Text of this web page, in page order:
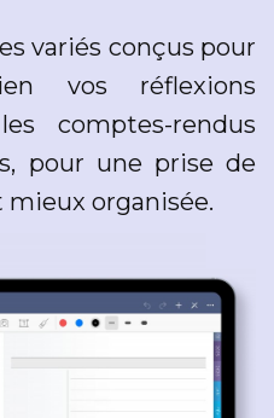
variés conçus pour
vos réflexions
comptes-rendus
pour une prise de
mieux organisée.